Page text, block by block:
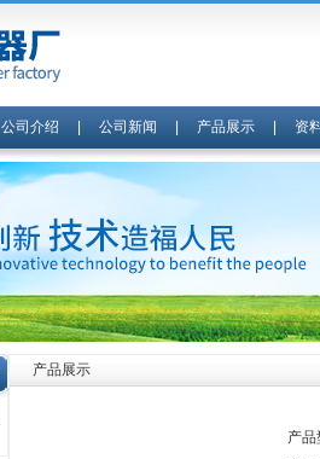
公司介绍 公司新闻 产品展示| 资
产品展示
产品